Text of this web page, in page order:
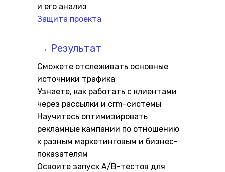
и его анализ
Защита проекта
Сможете отслеживать основные
источники трафика
Узнаете, как работать с клиентами
через рассылки и crm-системы
Научитесь оптимизировать
рекламные кампании по отношению
к разным маркетинговым и бизнес-
показателям
Освоите запуск А/В-тестов для
→ Результат